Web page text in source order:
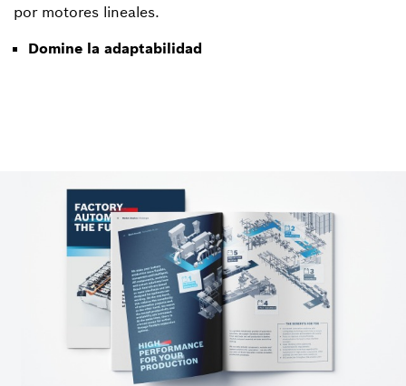
por motores lineales.
Domine la adaptabilidad